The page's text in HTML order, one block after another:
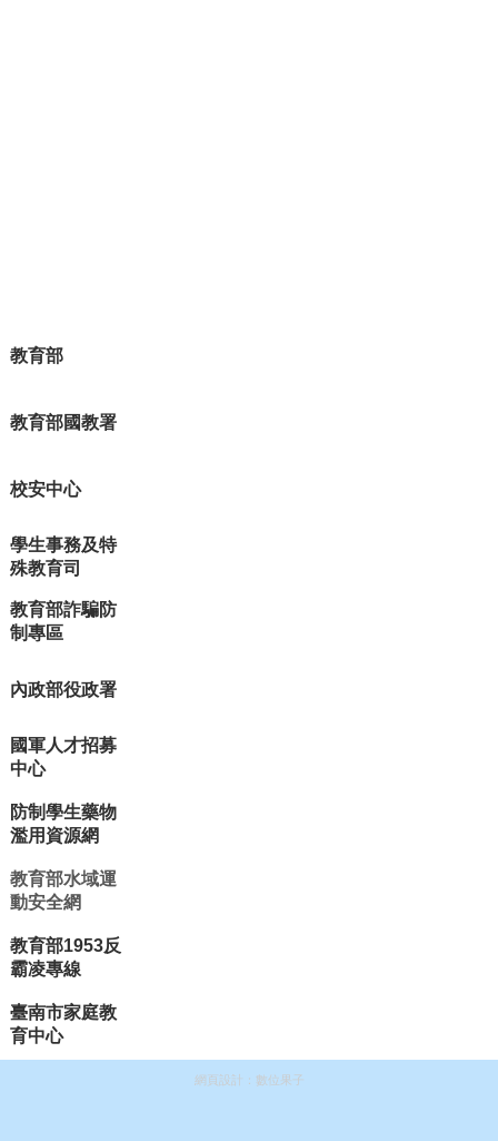
網頁設計： 數位果子